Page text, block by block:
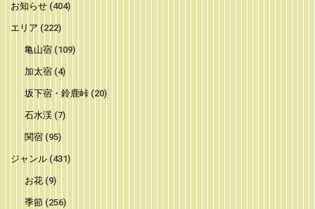
お知らせ (404)
エリア (222)
亀山宿(109)
加太宿(4)
坂下宿・鈴鹿峠(20)
石水渓(7)
関宿(95)
ジャンル (431)
お花(9)
季節 (256)